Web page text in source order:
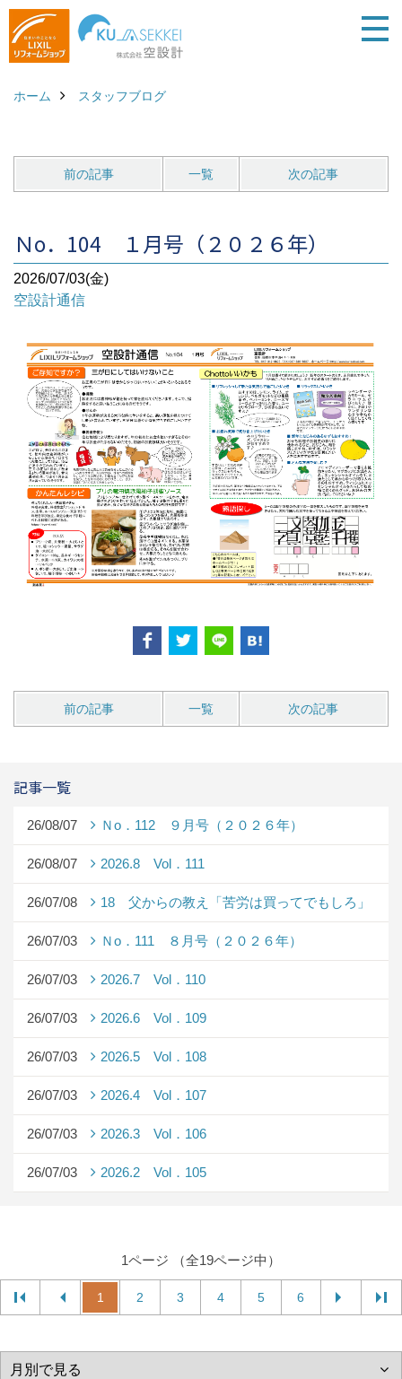
ホーム スタッフブログ
前の記事 一覧 次の記事
Ｎo．104 １月号（２０２６年）
2026/07/03(金)
空設計通信
前の記事 一覧 次の記事
記事一覧
26/08/07 Ｎo．112 ９月号（２０２６年）
26/08/07 2026.8 Vol．111
26/07/08 18 父からの教え「苦労は買ってでもしろ」
26/07/03 Ｎo．111 ８月号（２０２６年）
26/07/03 2026.7 Vol．110
26/07/03 2026.6 Vol．109
26/07/03 2026.5 Vol．108
26/07/03 2026.4 Vol．107
26/07/03 2026.3 Vol．106
26/07/03 2026.2 Vol．105
1ページ （全19ページ中）
1 2 3 4 5 6